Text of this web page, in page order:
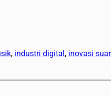
, industri digital, inovasi